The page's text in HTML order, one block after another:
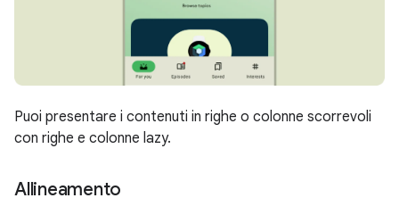
Puoi presentare i contenuti in righe o colonne scorrevoli
con righe e colonne lazy.
Allineamento